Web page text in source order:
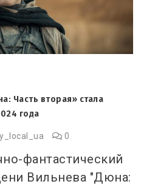
Часть вторая» стала
года
0
фантастический
Вильнева "Дюна: